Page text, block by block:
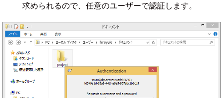
求められるので、任意のユーザーで認証します。